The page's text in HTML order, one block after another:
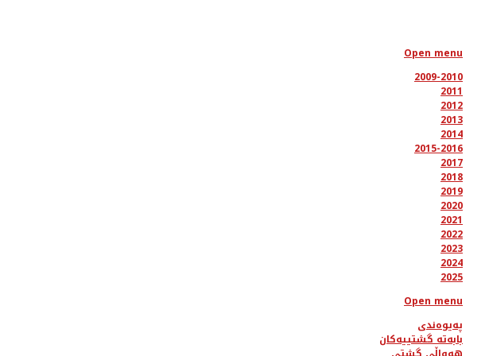
Open menu
2009-2010
2011
2012
2013
2014
2015-2016
2017
2018
2019
2020
2021
2022
2023
2024
2025
Open menu
پەیوەندی
بابەتە گشتییەکان